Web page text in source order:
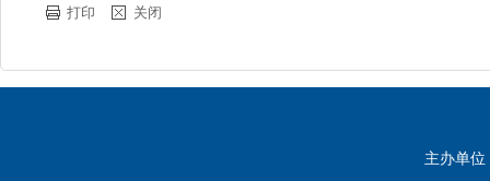
打印 关闭
主办单